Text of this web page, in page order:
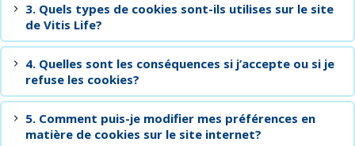
3. Quels types de cookies sont-ils utilises sur le site
de Vitis Life?
4. Quelles sont les conséquences si j’accepte ou si je
refuse les cookies?
5. Comment puis-je modifier mes préférences en
matière de cookies sur le site internet?